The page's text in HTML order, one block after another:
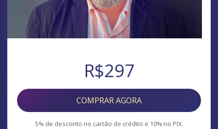
R$297
COMPRAR AGORA